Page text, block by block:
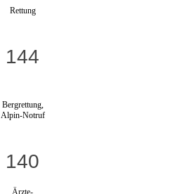
Rettung
144
Bergrettung,
Alpin-Notruf
140